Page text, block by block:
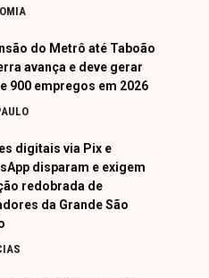
do Metrô até Taboão
avança e deve gerar
900 empregos em 2026
digitais via Pix e
disparam e exigem
redobrada de
da Grande São